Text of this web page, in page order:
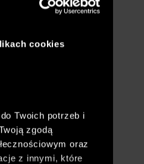
cookies
Twoich potrzeb i
zgodą
oraz
z innymi, które